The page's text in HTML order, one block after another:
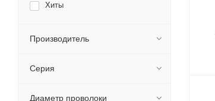
Хиты
Производитель
Серия
Диаметр проволоки